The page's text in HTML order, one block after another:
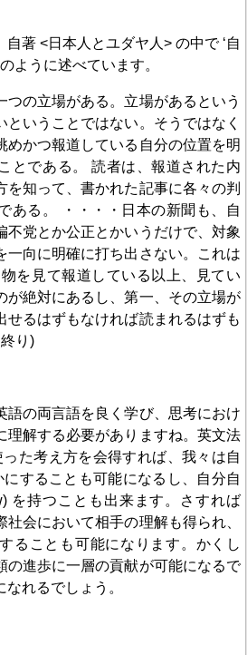
著 <日本人とユダヤ人> の中で ‘自
のように述べています。
つの立場がある。立場があるという
いうことではない。そうではなく
めかつ報道している自分の位置を明
とである。 読者は、報道された内
を知って、書かれた記事に各々の判
ある。 ・・・・日本の新聞も、自
不党とか公正とかいうだけで、対象
一向に明確に打ち出さない。これは
を見て報道している以上、見てい
が絶対にあるし、第一、その立場が
せるはずもなければ読まれるはずも
終り)
語の両言語を良く学び、思考におけ
理解する必要がありますね。英文法
た考え方を会得すれば、我々は自
することも可能になるし、自分自
を持つことも出来ます。さすれば
会において相手の理解も得られ、
ることも可能になります。かくし
の進歩に一層の貢献が可能になるで
者になれるでしょう。